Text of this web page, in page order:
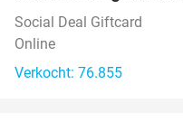
Social Deal Giftcard
Online
Verkocht: 76.855